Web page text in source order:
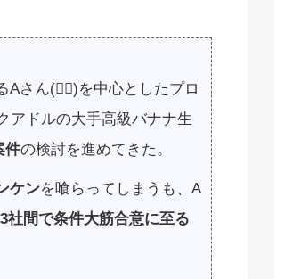
さん(👱‍♂️)を中心としたプロ
アドルの大手高級バナナ生
件の検討を進めてきた。
ケンを喰らってしまうも、A
3社間で条件大筋合意に至る